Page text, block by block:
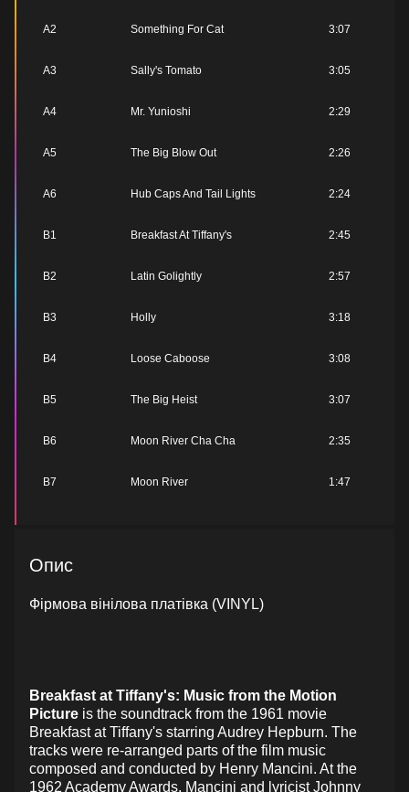
A2 Something For Cat 3:07
A3 Sally's Tomato 3:05
A4 Mr. Yunioshi 2:29
A5 The Big Blow Out 2:26
A6 Hub Caps And Tail Lights 2:24
B1 Breakfast At Tiffany's 2:45
B2 Latin Golightly 2:57
B3 Holly 3:18
B4 Loose Caboose 3:08
B5 The Big Heist 3:07
B6 Moon River Cha Cha 2:35
B7 Moon River 1:47
Опис
Фірмова вінілова платівка (VINYL)
Breakfast at Tiffany's: Music from the Motion
Picture is the soundtrack from the 1961 movie
Breakfast at Tiffany's starring Audrey Hepburn. The
tracks were re-arranged parts of the film music
composed and conducted by Henry Mancini. At the
1962 Academy Awards, Mancini and lyricist Johnny